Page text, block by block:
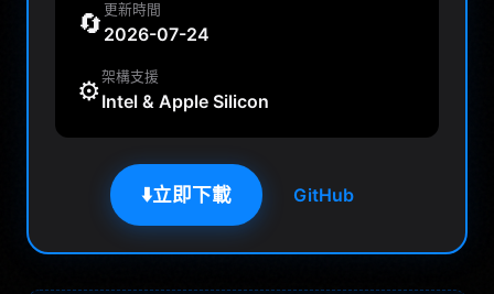
🔄 更新時間
2026-07-24
⚙️架構支援
Intel & Apple Silicon
⬇️立即下載 GitHub